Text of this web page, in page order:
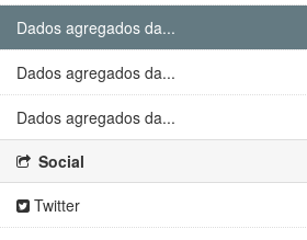
Dados agregados da...
Dados agregados da...
Dados agregados da...
Social
Twitter